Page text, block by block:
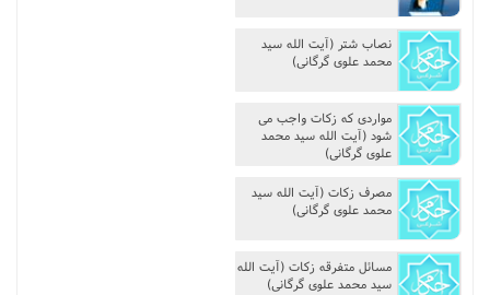
نصاب شتر‌‌ (آیت الله سید
محمد علوی گرگانی)
مواردی که زکات واجب می
شود (آیت الله سید محمد
علوی گرگانی)
مصرف زکات‌‌ (آیت الله سید
محمد علوی گرگانی)
مسائل متفرقه زکات‌‌ (آیت الله
سید محمد علوی گرگانی)